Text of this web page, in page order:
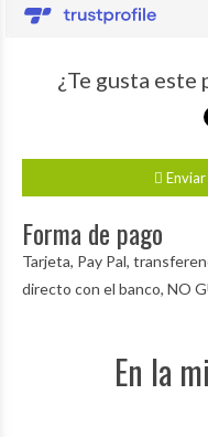
¿Te gusta
Forma de pago
Tarjeta, Pay Pal,
directo con el banco, NO
En la